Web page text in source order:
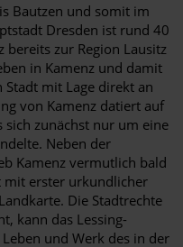
Bautzen und somit im
Dresden ist rund 40
zur Region Lausitz
in Kamenz und damit
mit Lage direkt an
von Kamenz datiert auf
sich zunächst nur um eine
Neben der
Kamenz vermutlich bald
mit erster urkundlicher
Die Stadtrechte
kann das Lessing-
und Werk des in der